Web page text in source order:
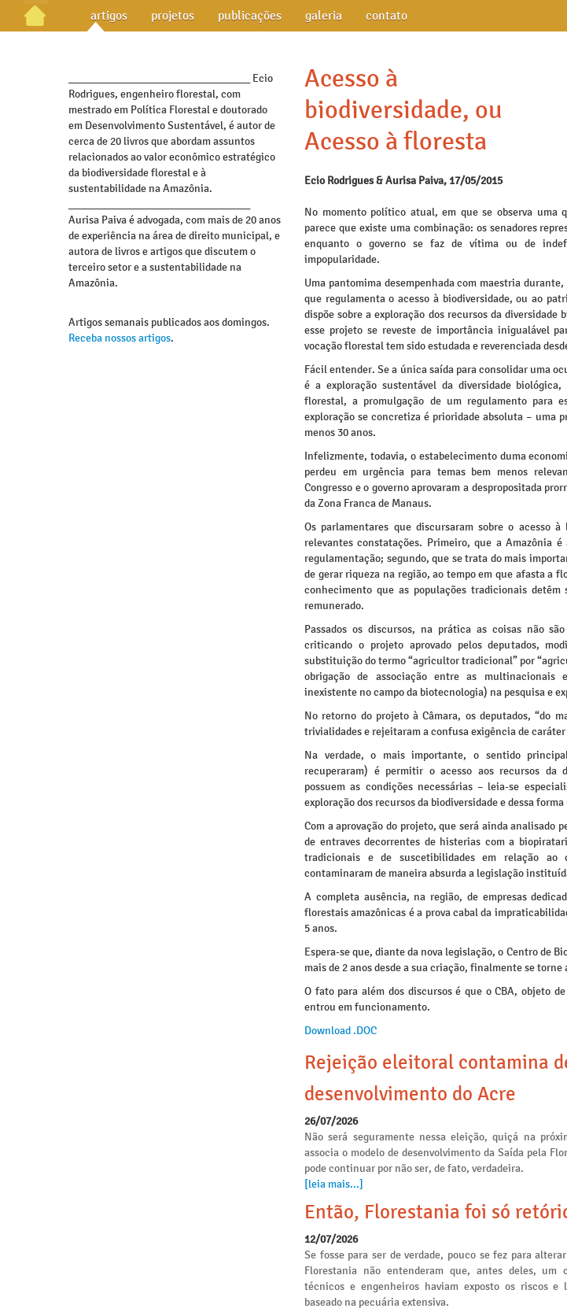
artigos projetos publicações galeria contato
_________________________________ Ecio
Rodrigues, engenheiro florestal, com
mestrado em Política Florestal e doutorado
em Desenvolvimento Sustentável, é autor de
cerca de 20 livros que abordam assuntos
relacionados ao valor econômico estratégico
da biodiversidade florestal e à
sustentabilidade na Amazônia.
Aurisa Paiva é advogada, com mais de 20 anos
de experiência na área de direito municipal, e
autora de livros e artigos que discutem o
terceiro setor e a sustentabilidade na
Amazônia.
Artigos semanais publicados aos domingos.
Receba nossos artigos.
Acesso à
biodiversidade, ou
Acesso à floresta
Ecio Rodrigues & Aurisa Paiva, 17/05/2015
No momento político atual, em que se observa uma
parece que existe uma combinação: os senadores
enquanto o governo se faz de vítima ou de
impopularidade.
Uma pantomima desempenhada com maestria
que regulamenta o acesso à biodiversidade, ou ao
dispõe sobre a exploração dos recursos da
esse projeto se reveste de importância inigualável
vocação florestal tem sido estudada e reverenciada
Fácil entender. Se a única saída para consolidar uma
é a exploração sustentável da diversidade
florestal, a promulgação de um regulamento para
exploração se concretiza é prioridade absoluta – uma
menos 30 anos.
Infelizmente, todavia, o estabelecimento duma
perdeu em urgência para temas bem menos
Congresso e o governo aprovaram a despropositada
da Zona Franca de Manaus.
Os parlamentares que discursaram sobre o acesso
relevantes constatações. Primeiro, que a Amazônia
regulamentação; segundo, que se trata do mais
de gerar riqueza na região, ao tempo em que afasta a
conhecimento que as populações tradicionais detêm
remunerado.
Passados os discursos, na prática as coisas não
criticando o projeto aprovado pelos deputados,
substituição do termo “agricultor tradicional” por
obrigação de associação entre as
inexistente no campo da biotecnologia) na pesquisa e
No retorno do projeto à Câmara, os deputados, “do
trivialidades e rejeitaram a confusa exigência de caráter
Na verdade, o mais importante, o sentido
recuperaram) é permitir o acesso aos recursos da
possuem as condições necessárias – leia-se
exploração dos recursos da biodiversidade e dessa
Com a aprovação do projeto, que será ainda analisado
de entraves decorrentes de histerias com a
tradicionais e de suscetibilidades em relação ao
contaminaram de maneira absurda a legislação
A completa ausência, na região, de empresas
florestais amazônicas é a prova cabal da
5 anos.
Espera-se que, diante da nova legislação, o Centro de
mais de 2 anos desde a sua criação, finalmente se
O fato para além dos discursos é que o CBA, objeto
entrou em funcionamento.
Download .DOC
Rejeição eleitoral contamina
desenvolvimento do Acre
26/07/2026
Não será seguramente nessa eleição, quiçá na
associa o modelo de desenvolvimento da Saída pela
pode continuar por não ser, de fato, verdadeira.
[leia mais...]
Então, Florestania foi só
12/07/2026
Se fosse para ser de verdade, pouco se fez para
Florestania não entenderam que, antes deles, um
técnicos e engenheiros haviam exposto os riscos e
baseado na pecuária extensiva.